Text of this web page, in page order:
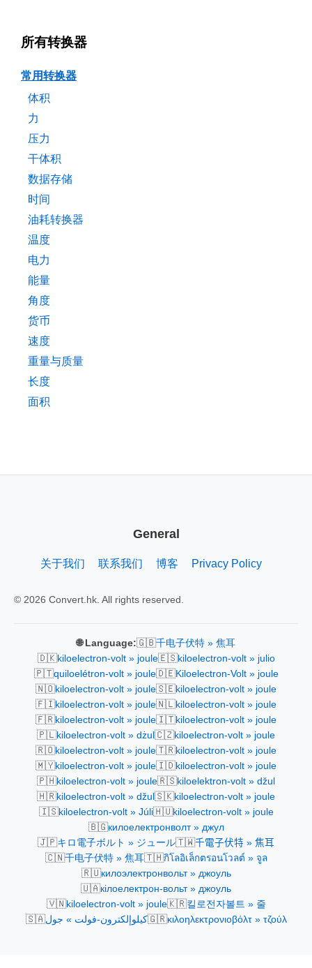
所有转换器
常用转换器
体积
力
压力
干体积
数据存储
时间
油耗转换器
温度
电力
能量
角度
货币
速度
重量与质量
长度
面积
General
关于我们 联系我们 博客 Privacy Policy
© 2026 Convert.hk. All rights reserved.
🌐 Language:🇬🇧千电子伏特 » 焦耳
🇩🇰kiloelectron-volt » joule🇪🇸kiloelectron-volt » julio
🇵🇹quiloelétron-volt » joule🇩🇪Kiloelectron-Volt » joule
🇳🇴kiloelectron-volt » joule🇸🇪kiloelectron-volt » joule
🇫🇮kiloelectron-volt » joule🇳🇱kiloelectron-volt » joule
🇫🇷kiloelectron-volt » joule🇮🇹kiloelectron-volt » joule
🇵🇱kiloelectron-volt » dżul 🇨🇿kiloelectron-volt » joule
🇷🇴kiloelectron-volt » joule🇹🇷kiloelectron-volt » joule
🇲🇾kiloelectron-volt » joule🇮🇩kiloelectron-volt » joule
🇵🇭kiloelectron-volt » joule🇷🇸kiloelektron-volt » džul
🇭🇷kiloelectron-volt » džul 🇸🇰kiloelectron-volt » joule
🇮🇸kiloelectron-volt » Júli🇭🇺kiloelectron-volt » joule
🇧🇬килоелектронволт » джул
🇯🇵キロ電子ボルト » ジュール🇹🇼千電子伏特 » 焦耳
🇨🇳千电子伏特 » 焦耳🇹🇭กิโลอิเล็กตรอนโวลต์ » จูล
🇷🇺килоэлектронвольт » джоуль
🇺🇦кілоелектрон-вольт » джоуль
🇻🇳kiloelectron-volt » joule🇰🇷킬로전자볼트 » 줄
🇸🇦كيلوإلكترون-فولت » جول🇬🇷κιλοηλεκτρονιοβόλτ » τζούλ